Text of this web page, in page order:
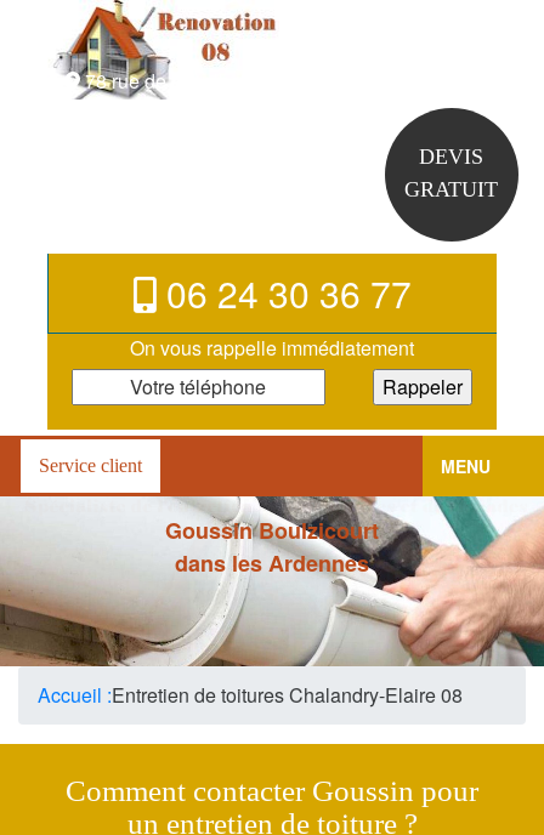
78 rue de la halbotine 08410 Boulzicourt
DEVIS
GRATUIT
06 24 30 36 77
On vous rappelle immédiatement
Service client MENU
Goussin Boulzicourt
dans les Ardennes
Accueil :Entretien de toitures Chalandry-Elaire 08
Comment contacter Goussin pour
un entretien de toiture ?